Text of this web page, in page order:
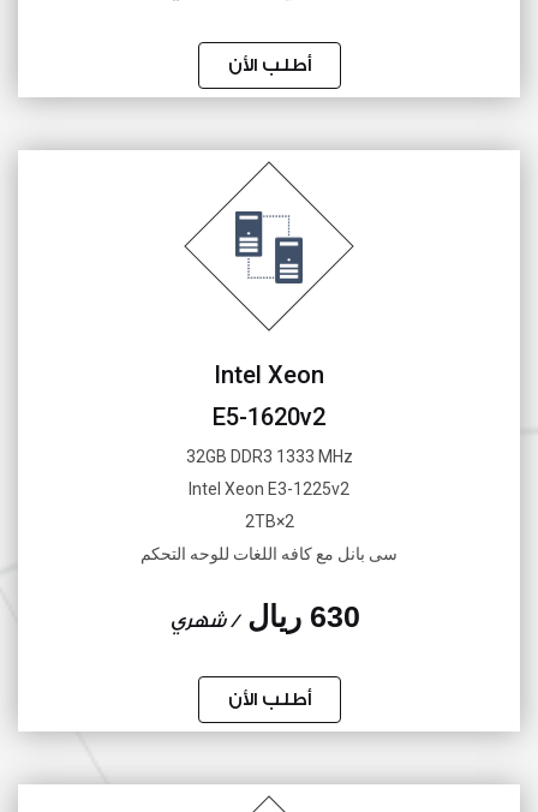
أطلب الأن
Intel Xeon
E5-1620v2
32GB DDR3 1333 MHz
Intel Xeon E3-1225v2
2×2TB
سى بانل مع كافه اللغات للوحه التحكم
630 ريال / شهري
أطلب الأن